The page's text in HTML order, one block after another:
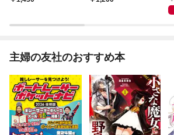
主婦の友社のおすすめ本